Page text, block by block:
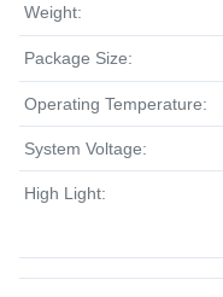
Weight:
Package Size:
Operating Temperature:
System Voltage:
High Light: